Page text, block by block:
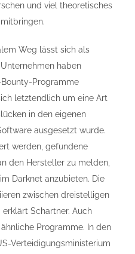
und viel theoretisches
Weg lässt sich als
haben
Programme
letztendlich um eine Art
in den eigenen
ausgesetzt wurde.
werden, gefundene
den Hersteller zu melden,
Darknet anzubieten. Die
zwischen dreistelligen
erklärt Schartner. Auch
Programme. In den
Verteidigungsministerium